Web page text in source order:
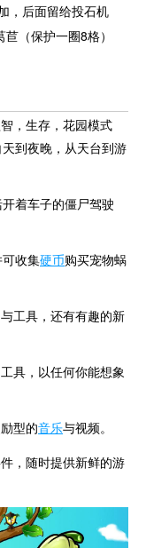
，后面留给投石机
（保护一圈8格）
智，生存，花园模式
到夜晚，从天台到游
着车子的僵尸驾驶
收集硬币购买宠物蜗
工具，还有有趣的新
具，以任何你能想象
型的音乐与视频。
，随时提供新鲜的游